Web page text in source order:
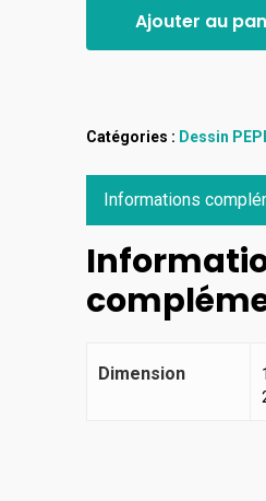
Ajouter au
Catégories : Dessin
Informations
Dimension